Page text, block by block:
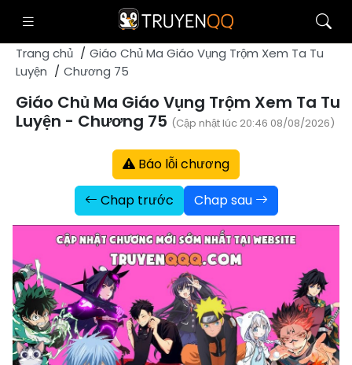
Trang chủ
Giáo Chủ Ma Giáo Vụng Trộm Xem Ta Tu
Luyện
Chương 75
Giáo Chủ Ma Giáo Vụng Trộm Xem Ta Tu
Luyện - Chương 75 (Cập nhật lúc 20:46 08/08/2026)
Báo lỗi chương
Chap trước
Chap sau